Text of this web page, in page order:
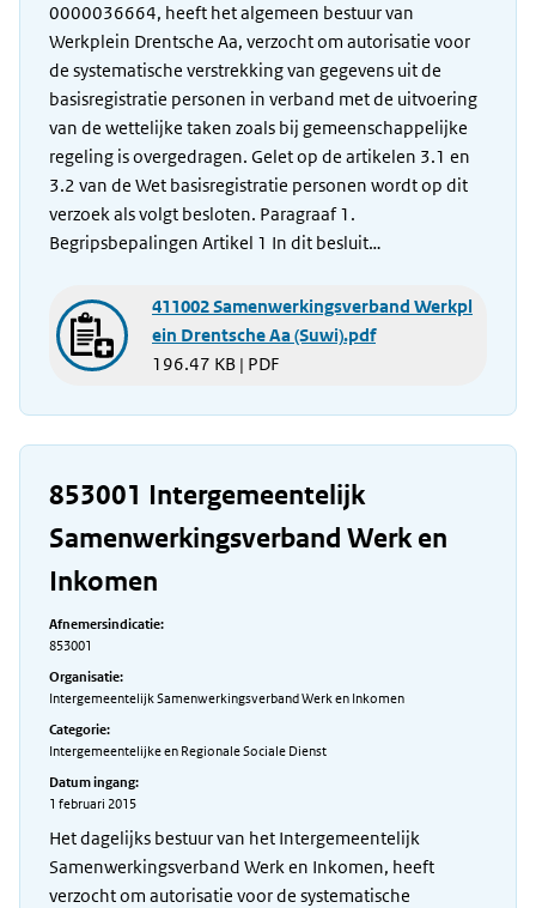
0000036664, heeft het algemeen bestuur van
Werkplein Drentsche Aa, verzocht om autorisatie voor
de systematische verstrekking van gegevens uit de
basisregistratie personen in verband met de uitvoering
van de wettelijke taken zoals bij gemeenschappelijke
regeling is overgedragen. Gelet op de artikelen 3.1 en
3.2 van de Wet basisregistratie personen wordt op dit
verzoek als volgt besloten. Paragraaf 1.
Begripsbepalingen Artikel 1 In dit besluit…
411002 Samenwerkingsverband Werkpl
ein Drentsche Aa (Suwi).pdf
196.47 KB | PDF
853001 Intergemeentelijk
Samenwerkingsverband Werk en
Inkomen
Afnemersindicatie:
853001
Organisatie:
Intergemeentelijk Samenwerkingsverband Werk en Inkomen
Categorie:
Intergemeentelijke en Regionale Sociale Dienst
Datum ingang:
1 februari 2015
Het dagelijks bestuur van het Intergemeentelijk
Samenwerkingsverband Werk en Inkomen, heeft
verzocht om autorisatie voor de systematische